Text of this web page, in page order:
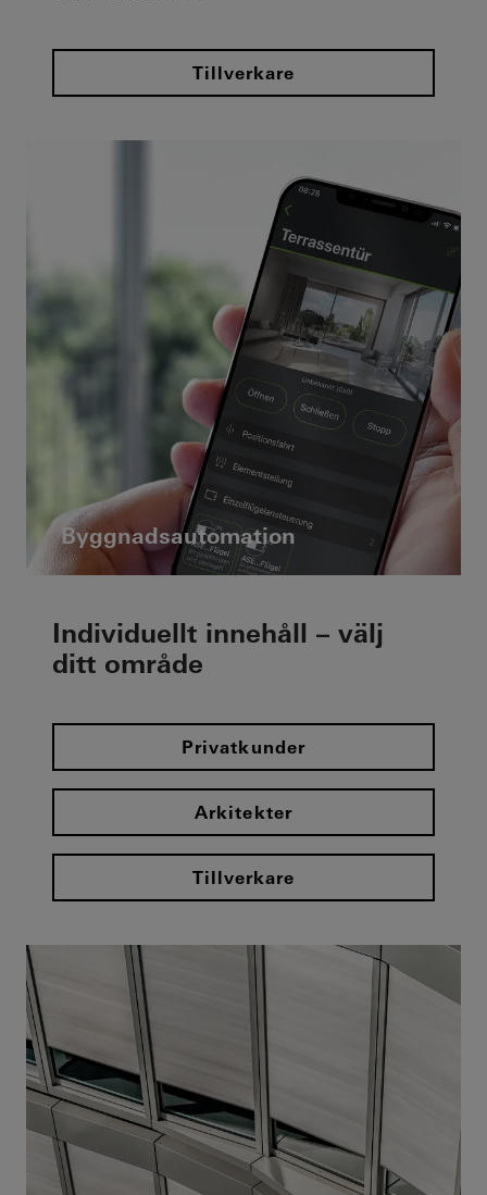
Tillverkare
Byggnadsautomation
Individuellt innehåll – välj
ditt område
Privatkunder
Arkitekter
Tillverkare